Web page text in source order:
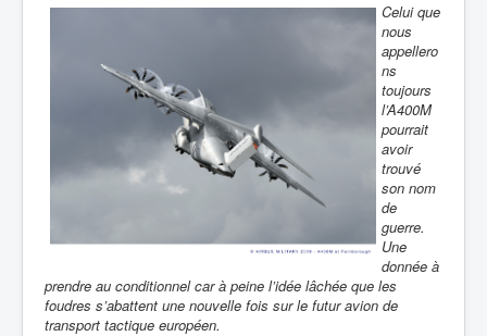
Celui que
nous
appellero
ns
toujours
l’A400M
pourrait
avoir
trouvé
son nom
de
guerre.
Une
donnée à
prendre au conditionnel car à peine l’idée lâchée que les
foudres s’abattent une nouvelle fois sur le futur avion de
transport tactique européen.